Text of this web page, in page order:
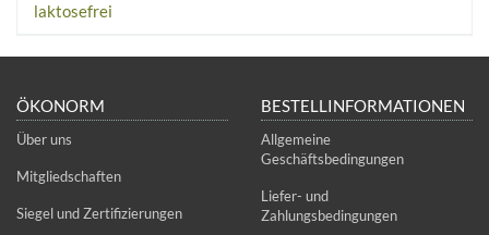
laktosefrei
ÖKONORM
Über uns
Mitgliedschaften
Siegel und Zertifizierungen
BESTELLINFORMATIONEN
Allgemeine
Geschäftsbedingungen
Liefer- und
Zahlungsbedingungen